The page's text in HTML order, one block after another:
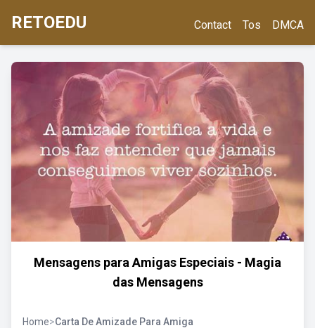
RETOEDU Contact Tos DMCA
Mensagens para Amigas Especiais - Magia
das Mensagens
Home>Carta De Amizade Para Amiga